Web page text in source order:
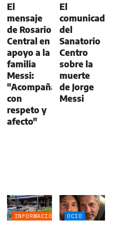
El
mensaje
de Rosario
Central en
apoyo a la
familia
Messi:
"Acompañamos
con
respeto y
afecto"
El
comunicado
del
Sanatorio
Centro
sobre la
muerte
de Jorge
Messi
INFORMACIÓN
OCIO